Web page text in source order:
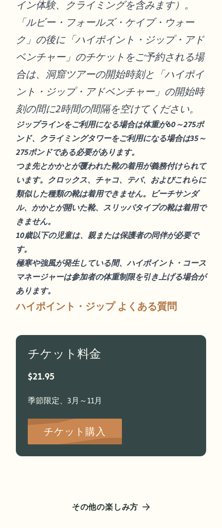
イン体験、クライミングを含みます）。
「ルビー・フォールズ・ケイブ・ウォー
ク」の後に「ハイポイント・ジップ・アド
ベンチャー」のチケットをご予約される場
合は、洞窟ツアーの開始時刻と「ハイポイ
ント・ジップ・アドベンチャー」の開始時
刻の間に2時間の間隔を空けてください。
ジップラインをご利用になる場合は体重が60～275ポ
ンド、クライミングタワーをご利用になる場合は35～
275ポンドである必要があります。
つま先とかかとが覆われた靴の着用が義務付けられて
います。クロックス、チャコ、テバ、およびこれらに
類似した種類の靴は着用できません。ビーチサンダ
ル、かかとが開いた靴、スリッパタイプの靴は着用で
きません。
10歳以下の児童は、親または保護者の同伴が必要で
す。
極寒や強風が発生している間、ハイポイント・コース
マネージャーは参加者の体重制限を引き上げる場合が
あります。
ハイポイント・ジップ よくある質問
チケット料金
$21.95
季節限定、3月～11月
チケット購入
その他の楽しみ方